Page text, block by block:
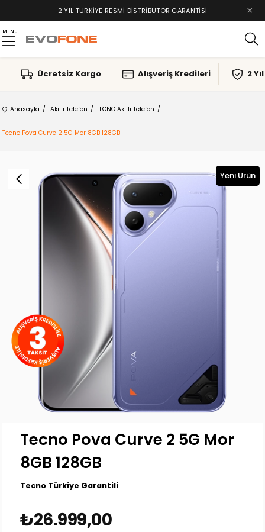
2 YIL TÜRKIYE RESMI DISTRIBÜTÖR GARANTISI ×
MENU
Ücretsiz Kargo Alışveriş Kredileri 2
Anasayfa Akıllı Telefon TECNO Akıllı Telefon
Tecno Pova Curve 2 5G Mor 8GB 128GB
Yeni Ürün
Tecno Pova Curve 2 5G Mor
8GB 128GB
Tecno Türkiye Garantili
₺26.999,00